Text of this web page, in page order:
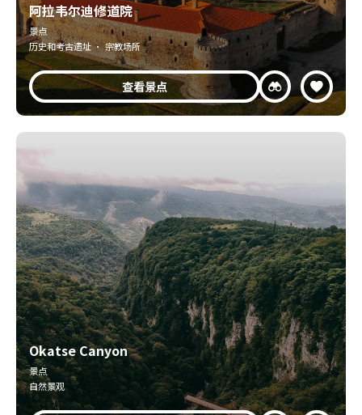
阿拉韦尔迪修道院
景点
历史和考古遗址 · 宗教场所
查看景点
Okatse Canyon
景点
自然景观